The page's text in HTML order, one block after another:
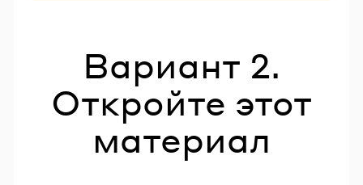
Вариант 2.
Откройте этот
материал